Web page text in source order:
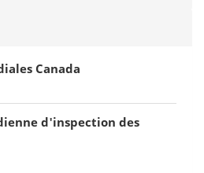
Canada
d'inspection des